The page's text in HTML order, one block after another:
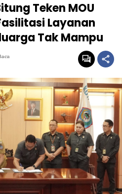
Teken MOU
Layanan
Tak Mampu